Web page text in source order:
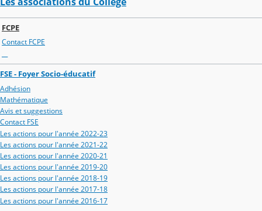
FCPE
Contact FCPE
FSE - Foyer Socio-éducatif
Adhésion
Mathématique
Avis et suggestions
Contact FSE
Les actions pour l'année 2022-23
Les actions pour l'année 2021-22
Les actions pour l'année 2020-21
Les actions pour l'année 2019-20
Les actions pour l'année 2018-19
Les actions pour l'année 2017-18
Les actions pour l'année 2016-17